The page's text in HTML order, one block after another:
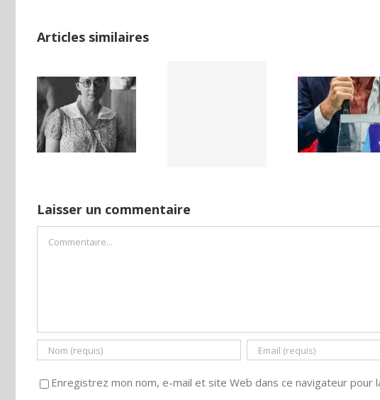
Articles similaires
Netflix Field of
Dreams (1989)
Ile de
un
Laisser un commentaire
Enregistrez mon nom, e-mail et site Web dans ce navigateur pour